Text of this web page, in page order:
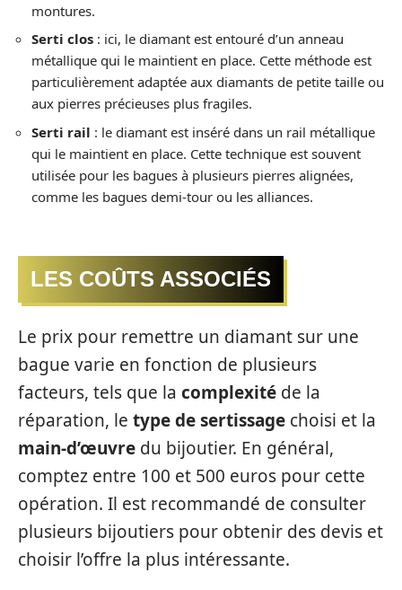
montures.
Serti clos : ici, le diamant est entouré d’un anneau
métallique qui le maintient en place. Cette méthode est
particulièrement adaptée aux diamants de petite taille ou
aux pierres précieuses plus fragiles.
Serti rail : le diamant est inséré dans un rail métallique
qui le maintient en place. Cette technique est souvent
utilisée pour les bagues à plusieurs pierres alignées,
comme les bagues demi-tour ou les alliances.
LES COÛTS ASSOCIÉS
Le prix pour remettre un diamant sur une
bague varie en fonction de plusieurs
facteurs, tels que la complexité de la
réparation, le type de sertissage choisi et la
main-d’œuvre du bijoutier. En général,
comptez entre 100 et 500 euros pour cette
opération. Il est recommandé de consulter
plusieurs bijoutiers pour obtenir des devis et
choisir l’offre la plus intéressante.